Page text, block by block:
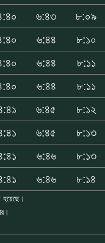
৬:৪৩
৮:০৯
৬:৪৪
৮:১০
৬:৪৪
৮:১১
৬:৪৪
৮:১১
৬:৪৫
৮:১২
৬:৪৫
৮:১৩
৬:৪৬
৮:১৩
৬:৪৬ ৮:১৪
হয়েছে।